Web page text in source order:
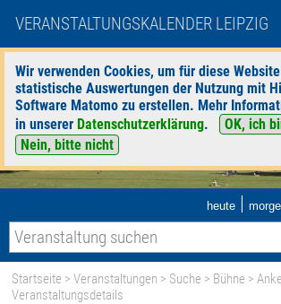
VERANSTALTUNGSKALENDER LEIPZIG
Wir verwenden Cookies, um für diese
statistische Auswertungen der Nutzung mit
Software Matomo zu erstellen. Mehr
in unserer Datenschutzerklärung.
OK, ich
Nein, bitte nicht
heute |
Startseite >Veranstaltungen > Suche > Bühne >
Veranstaltungsdetails